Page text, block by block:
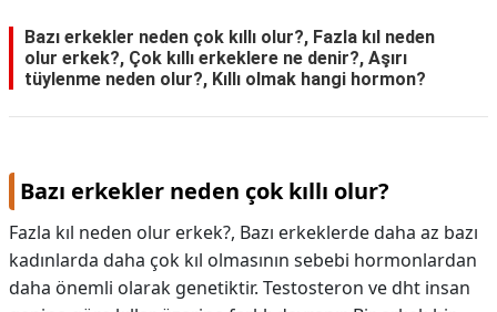
Bazı erkekler neden çok kıllı olur?, Fazla kıl neden
olur erkek?, Çok kıllı erkeklere ne denir?, Aşırı
tüylenme neden olur?, Kıllı olmak hangi hormon?
Bazı erkekler neden çok kıllı olur?
Fazla kıl neden olur erkek?, Bazı erkeklerde daha az bazı
kadınlarda daha çok kıl olmasının sebebi hormonlardan
daha önemli olarak genetiktir. Testosteron ve dht insan